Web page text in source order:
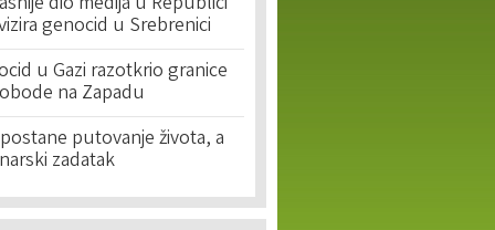
genocid u Srebrenici
u Gazi razotkrio granice
na Zapadu
putovanje života, a
zadatak